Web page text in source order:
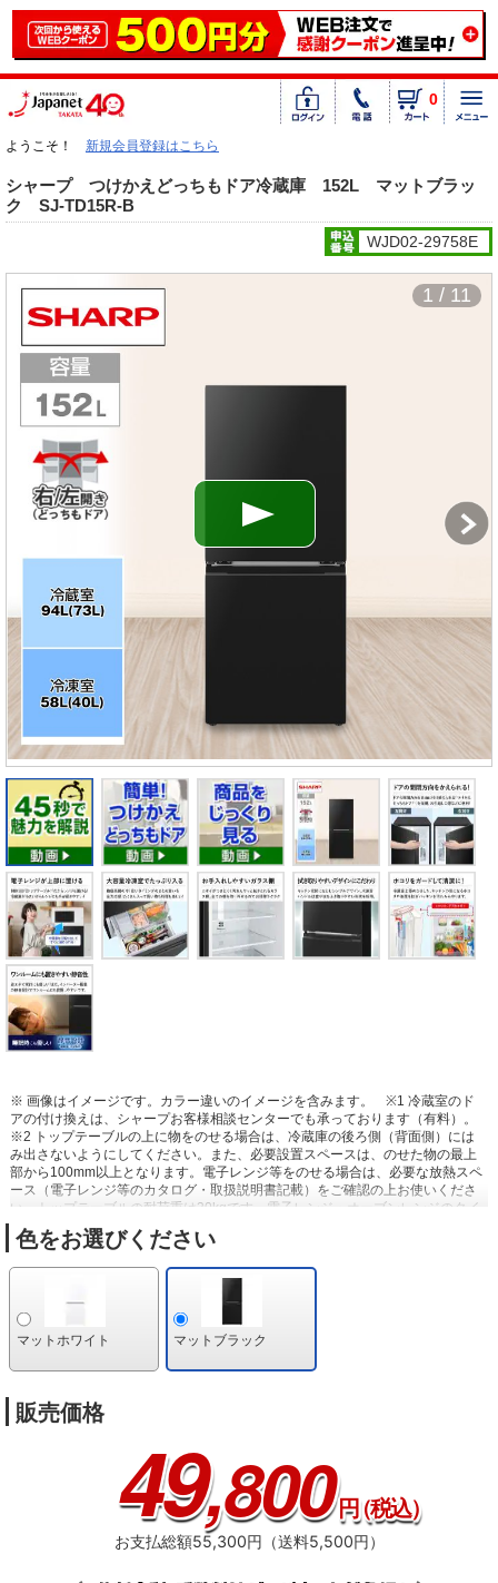
0
ようこそ！ 新規会員登録はこちら
シャープ つけかえどっちもドア冷蔵庫 152L マットブラッ
ク SJ-TD15R-B
WJD02-29758E
1 / 11
※ 画像はイメージです。カラー違いのイメージを含みます。
※1 冷蔵室のド
アの付け換えは、シャープお客様相談センターでも承っております（有料）。
※2 トップテーブルの上に物をのせる場合は、冷蔵庫の後ろ側（背面側）には
み出さないようにしてください。また、必要設置スペースは、のせた物の最上
部から100mm以上となります。電子レンジ等をのせる場合は、必要な放熱スペ
ース（電子レンジ等のカタログ・取扱説明書記載）をご確認の上お使いくださ
い。トップテーブルの耐荷重は30kgです。電子レンジ・オーブンレンジのタイ
プ、サイズによっては置けない場合があります。
色をお選びください
マットホワイト マットブラック
販売価格
49,800円（税込）
お支払総額55,300円（送料5,500円）